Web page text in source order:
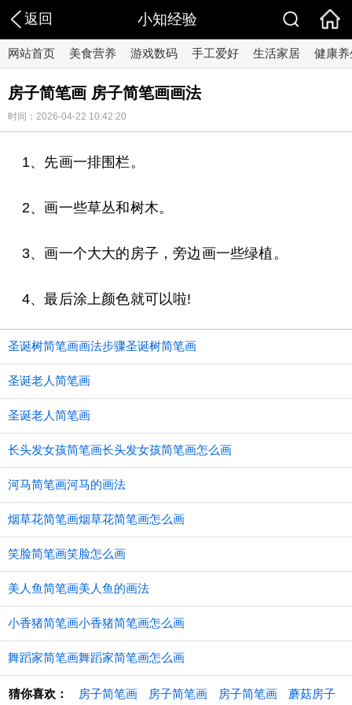
返回 小知经验
网站首页 美食营养 游戏数码 手工爱好 生活家居 健康养
房子简笔画 房子简笔画画法
时间：2026-04-22 10:42:20
1、先画一排围栏。
2、画一些草丛和树木。
3、画一个大大的房子，旁边画一些绿植。
4、最后涂上颜色就可以啦!
圣诞树简笔画画法步骤圣诞树简笔画
圣诞老人简笔画
圣诞老人简笔画
长头发女孩简笔画长头发女孩简笔画怎么画
河马简笔画河马的画法
烟草花简笔画烟草花简笔画怎么画
笑脸简笔画笑脸怎么画
美人鱼简笔画美人鱼的画法
小香猪简笔画小香猪简笔画怎么画
舞蹈家简笔画舞蹈家简笔画怎么画
猜你喜欢： 房子简笔画 房子简笔画 房子简笔画 蘑菇房子